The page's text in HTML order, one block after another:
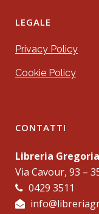
LEGALE
Privacy Policy
Cookie Policy
CONTATTI
Libreria
Via Cavour, 93 –
0429 3511